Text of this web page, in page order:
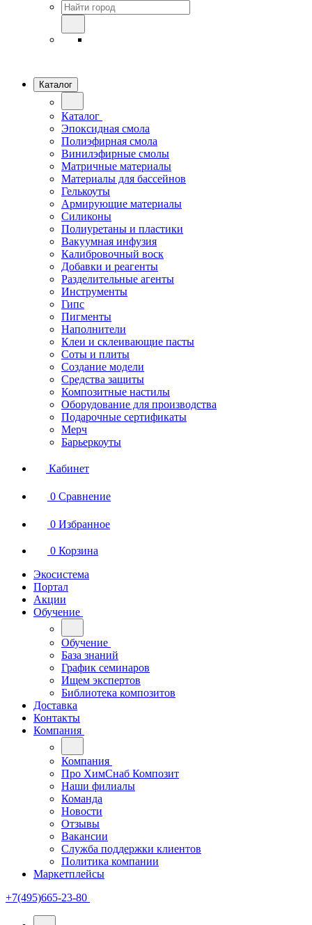
Каталог
Каталог
Эпоксидная смола
Полиэфирная смола
Винилэфирные смолы
Матричные материалы
Материалы для бассейнов
Гелькоуты
Армирующие материалы
Силиконы
Полиуретаны и пластики
Вакуумная инфузия
Калибровочный воск
Добавки и реагенты
Разделительные агенты
Инструменты
Гипс
Пигменты
Наполнители
Клеи и склеивающие пасты
Соты и плиты
Создание модели
Средства защиты
Композитные настилы
Оборудование для производства
Подарочные сертификаты
Мерч
Барьеркоуты
Кабинет
0 Сравнение
0 Избранное
0 Корзина
Экосистема
Портал
Акции
Обучение
Обучение
База знаний
График семинаров
Ищем экспертов
Библиотека композитов
Доставка
Контакты
Компания
Компания
Про ХимСнаб Композит
Наши филиалы
Команда
Новости
Отзывы
Вакансии
Служба поддержки клиентов
Политика компании
Маркетплейсы
+7(495)665-23-80